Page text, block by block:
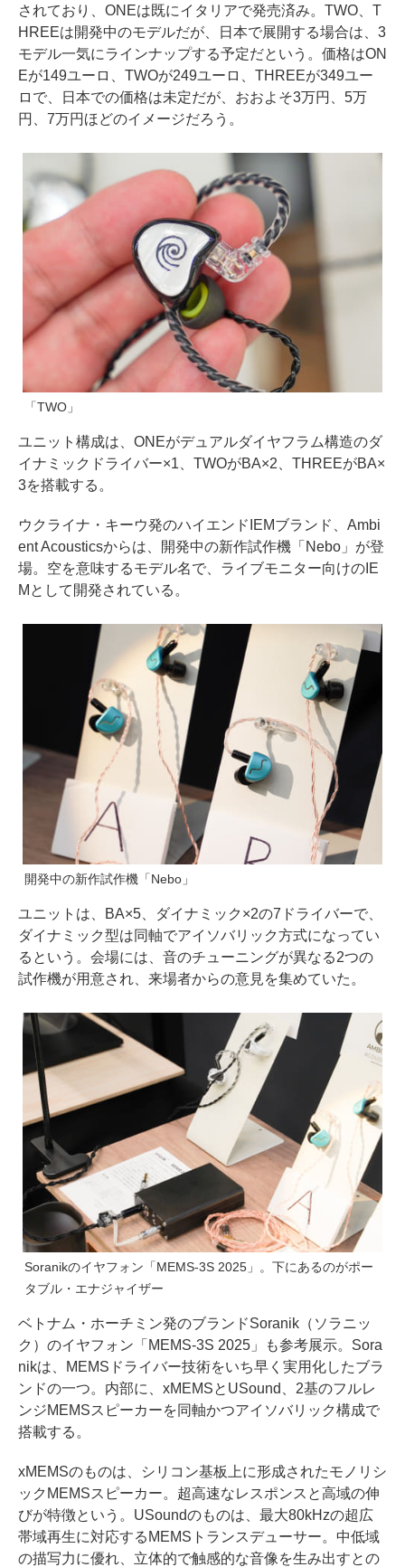
されており、ONEは既にイタリアで発売済み。TWO、T
HREEは開発中のモデルだが、日本で展開する場合は、3
モデル一気にラインナップする予定だという。価格はON
Eが149ユーロ、TWOが249ユーロ、THREEが349ユー
ロで、日本での価格は未定だが、おおよそ3万円、5万
円、7万円ほどのイメージだろう。
「TWO」
ユニット構成は、ONEがデュアルダイヤフラム構造のダ
イナミックドライバー×1、TWOがBA×2、THREEがBA×
3を搭載する。
ウクライナ・キーウ発のハイエンドIEMブランド、Ambi
ent Acousticsからは、開発中の新作試作機「Nebo」が登
場。空を意味するモデル名で、ライブモニター向けのIE
Mとして開発されている。
開発中の新作試作機「Nebo」
ユニットは、BA×5、ダイナミック×2の7ドライバーで、
ダイナミック型は同軸でアイソバリック方式になってい
るという。会場には、音のチューニングが異なる2つの
試作機が用意され、来場者からの意見を集めていた。
Soranikのイヤフォン「MEMS-3S 2025」。下にあるのがポー
タブル・エナジャイザー
ベトナム・ホーチミン発のブランドSoranik（ソラニッ
ク）のイヤフォン「MEMS-3S 2025」も参考展示。Sora
nikは、MEMSドライバー技術をいち早く実用化したブラ
ンドの一つ。内部に、xMEMSとUSound、2基のフルレ
ンジMEMSスピーカーを同軸かつアイソバリック構成で
搭載する。
xMEMSのものは、シリコン基板上に形成されたモノリシ
ックMEMSスピーカー。超高速なレスポンスと高域の伸
びが特徴という。USoundのものは、最大80kHzの超広
帯域再生に対応するMEMSトランスデューサー。中低域
の描写力に優れ、立体的で触感的な音像を生み出すとの